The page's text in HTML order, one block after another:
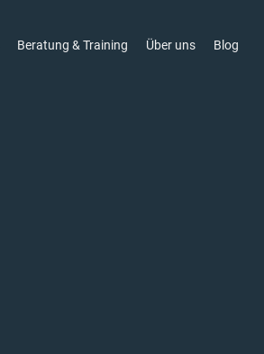
Beratung & Training Über uns Blog